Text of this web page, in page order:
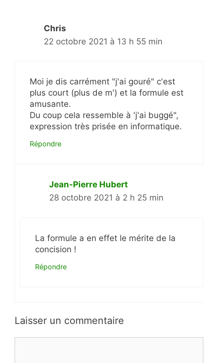
Chris
22 octobre 2021 à 13 h 55 min
Moi je dis carrément "j'ai gouré" c'est
plus court (plus de m') et la formule est
amusante.
Du coup cela ressemble à 'j'ai buggé",
expression très prisée en informatique.
Répondre
Jean-Pierre Hubert
28 octobre 2021 à 2 h 25 min
La formule a en effet le mérite de la
concision !
Répondre
Laisser un commentaire